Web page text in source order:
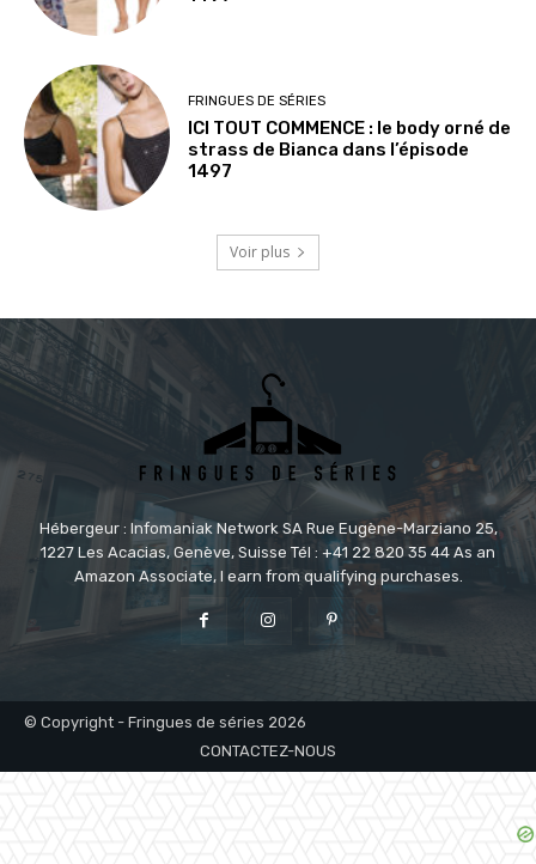
FRINGUES DE SÉRIES
ICI TOUT COMMENCE : le body orné de
strass de Bianca dans l’épisode
1497
Voir plus
Hébergeur : Infomaniak Network SA Rue Eugène-Marziano 25,
1227 Les Acacias, Genève, Suisse Tél : +41 22 820 35 44 As an
Amazon Associate, I earn from qualifying purchases.
© Copyright - Fringues de séries 2026
CONTACTEZ-NOUS